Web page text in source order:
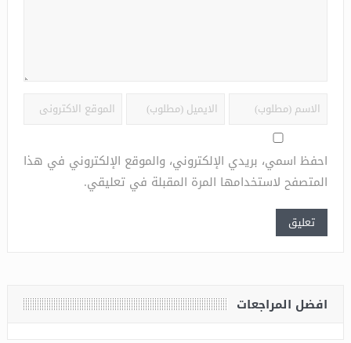
احفظ اسمي، بريدي الإلكتروني، والموقع الإلكتروني في هذا
المتصفح لاستخدامها المرة المقبلة في تعليقي.
افضل المراجعات